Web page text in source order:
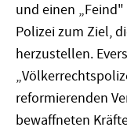
und einen
Polizei zum Ziel,
herzustellen.
reformierenden
bewaffneten